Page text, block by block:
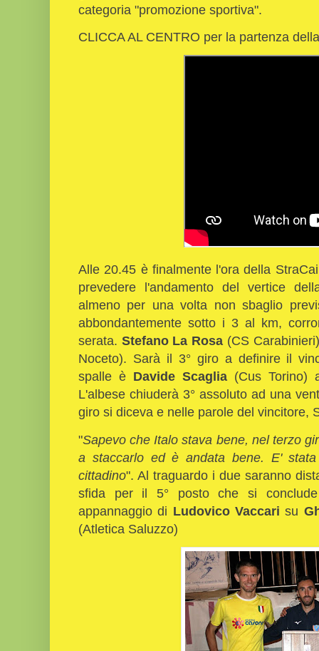
categoria "promozione sportiva".
CLICCA AL CENTRO per la partenza
Alle 20.45 è finalmente l'ora della
prevedere l'andamento del vertice
almeno per una volta non sbaglio
abbondantemente sotto i 3 al km,
serata. Stefano La Rosa (CS
Noceto). Sarà il 3° giro a definire il
spalle è Davide Scaglia (Cus
L'albese chiuderà 3° assoluto ad una
giro si diceva e nelle parole del vincitore,
"Sapevo che Italo stava bene, nel terzo
a staccarlo ed è andata bene. E'
cittadino". Al traguardo i due saranno
sfida per il 5° posto che si
appannaggio di Ludovico Vaccari su
(Atletica Saluzzo)